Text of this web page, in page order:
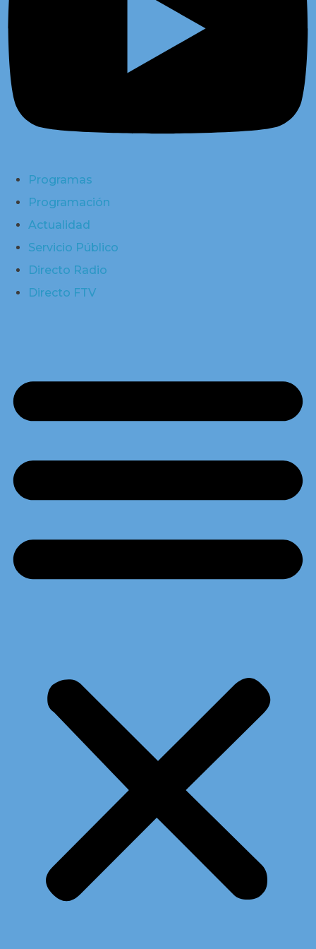
Programas
Programación
Actualidad
Servicio Público
Directo Radio
Directo FTV